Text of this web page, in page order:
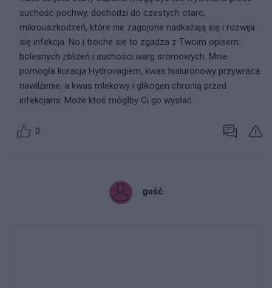
suchośc pochwy, dochodzi do czestych otarc,
mikrouszkodzeń, które nie zagojone nadkażają się i rozwija
się infekcja. No i troche sie to zgadza z Twoim opisem:
bolesnych zbliżeń i suchości warg sromowych. Mnie
pomogła kuracja Hydrovagiem, kwas hialuronowy przywraca
nawilżenie, a kwas mlekowy i glikogen chronią przed
infekcjami. Może ktoś mógłby Ci go wysłać.
0
gość